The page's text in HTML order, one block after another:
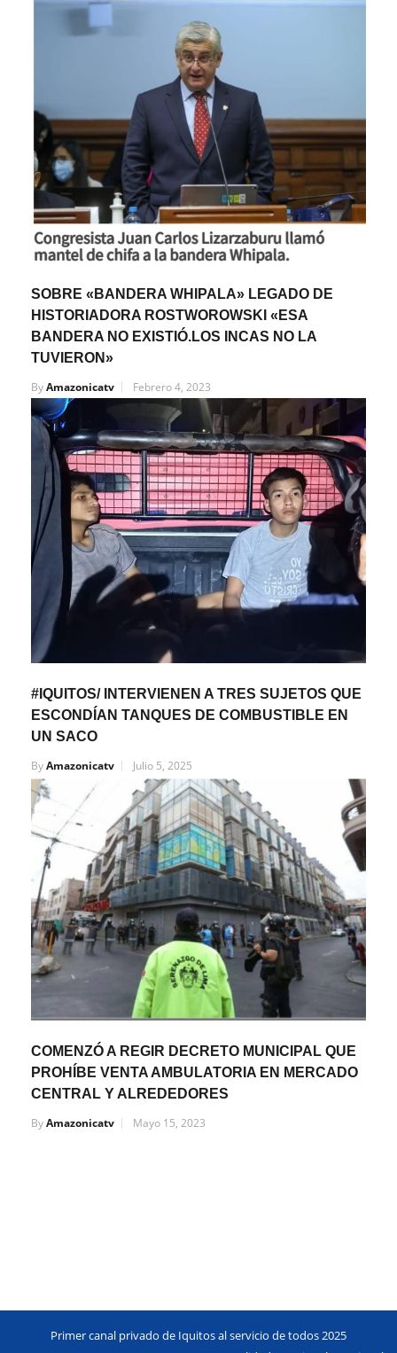
SOBRE «BANDERA WHIPALA» LEGADO DE
HISTORIADORA ROSTWOROWSKI «ESA
BANDERA NO EXISTIÓ.LOS INCAS NO LA
TUVIERON»
ByAmazonicatv Febrero 4, 2023
#IQUITOS/ INTERVIENEN A TRES SUJETOS QUE
ESCONDÍAN TANQUES DE COMBUSTIBLE EN
UN SACO
ByAmazonicatv Julio 5, 2025
COMENZÓ A REGIR DECRETO MUNICIPAL QUE
PROHÍBE VENTA AMBULATORIA EN MERCADO
CENTRAL Y ALREDEDORES
ByAmazonicatv Mayo 15, 2023
Primer canal privado de Iquitos al servicio de todos 2025